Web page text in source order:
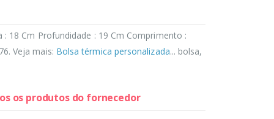
18 Cm Profundidade : 19 Cm Comprimento :
Veja mais: Bolsa térmica personalizada... bolsa,
os produtos do fornecedor